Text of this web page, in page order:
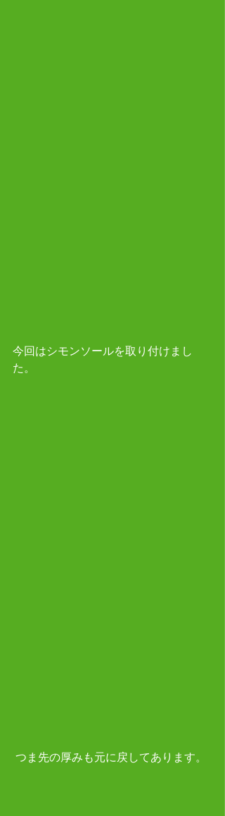
今回はシモンソールを取り付けまし
た。
つま先の厚みも元に戻してあります。